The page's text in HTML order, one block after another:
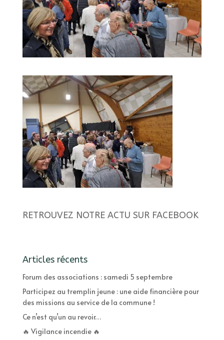
RETROUVEZ NOTRE ACTU SUR FACEBOOK
Articles récents
Forum des associations : samedi 5 septembre
Participez au tremplin jeune : une aide financière pour
des missions au service de la commune !
Ce n’est qu’un au revoir…
🔥 Vigilance incendie 🔥